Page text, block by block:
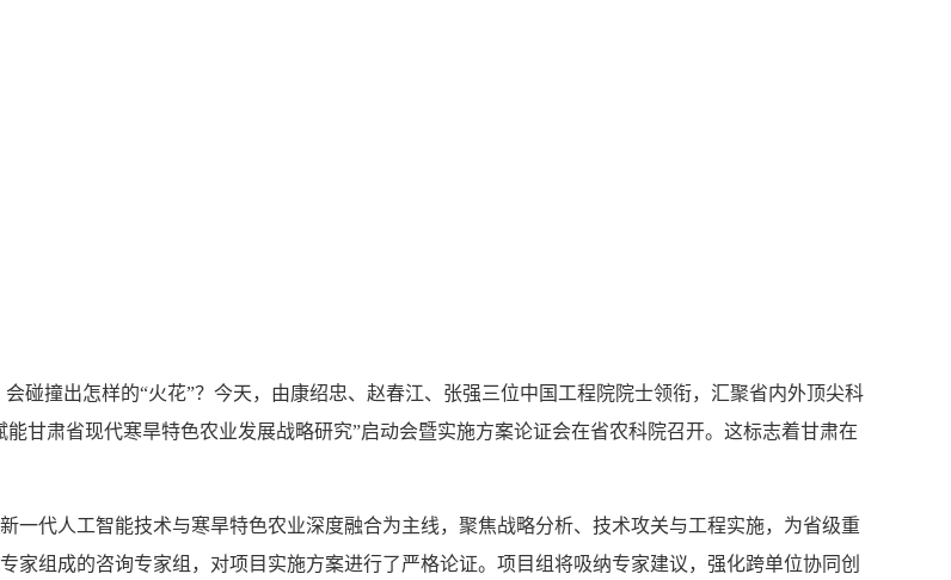
碰撞出怎样的“火花”？今天，由康绍忠、赵春江、张强三位中国工程院院士领衔，汇聚省内外顶尖科
甘肃省现代寒旱特色农业发展战略研究”启动会暨实施方案论证会在省农科院召开。这标志着甘肃在
代人工智能技术与寒旱特色农业深度融合为主线，聚焦战略分析、技术攻关与工程实施，为省级重
家组成的咨询专家组，对项目实施方案进行了严格论证。项目组将吸纳专家建议，强化跨单位协同创